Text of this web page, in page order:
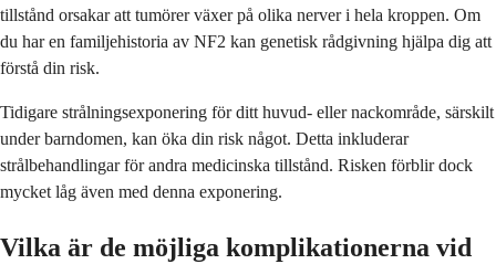
tillstånd orsakar att tumörer växer på olika nerver i hela kroppen. Om
du har en familjehistoria av NF2 kan genetisk rådgivning hjälpa dig att
förstå din risk.
Tidigare strålningsexponering för ditt huvud- eller nackområde, särskilt
under barndomen, kan öka din risk något. Detta inkluderar
strålbehandlingar för andra medicinska tillstånd. Risken förblir dock
mycket låg även med denna exponering.
Vilka är de möjliga komplikationerna vid